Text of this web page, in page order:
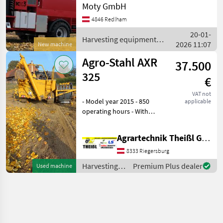
New machine
Weiterentwicklung unserer
Rotortechnik im Bereich der
Kürbiskernernte. Unsere
KX3
Moty GmbH
4846 Redlham
Harvesting equipment
crop fields / Moty
20-01-
2026 11:07
Used machine
Agro-Stahl AXR
325
37.500
€
VAT not
applicable
- Model year 2015 - 850
operating hours - With
Harvesting equipment crop
fields Pumkin seed
harvesters
Agrartechnik Theißl GmbH
8333 Riegersburg
Harvesting
equipment
Premium Plus dealer